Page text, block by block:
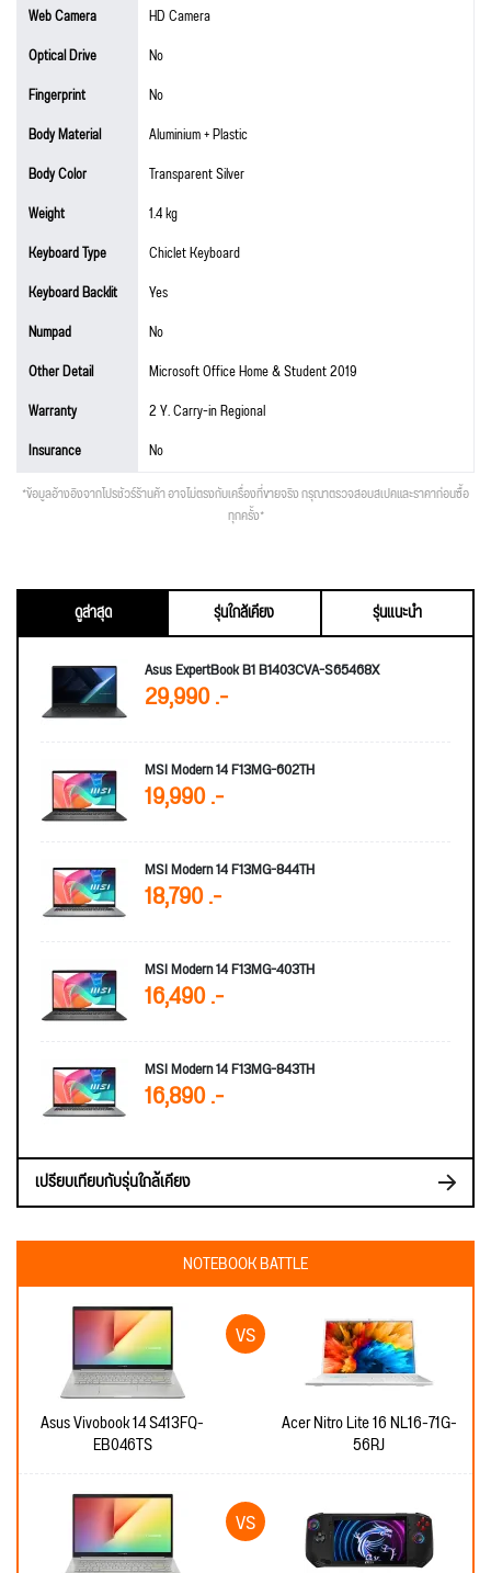
Web Camera
HD Camera
Optical Drive
No
Fingerprint
No
Body Material
Aluminium + Plastic
Body Color
Transparent Silver
Weight
1.4 kg
Keyboard Type
Chiclet Keyboard
Keyboard Backlit
Yes
Numpad
No
Other Detail
Microsoft Office Home & Student 2019
Warranty
2 Y. Carry-in Regional
Insurance
No
*ข้อมูลอ้างอิงจากโปรชัวร์ร้านค้า อาจไม่ตรงกับเครื่องที่ขายจริง กรุณาตรวจสอบสเปคและราคาก่อนซื้อ
ทุกครั้ง*
ดูล่าสุด รุ่นใกล้เคียง
รุ่นแนะนำ
Asus ExpertBook B1 B1403CVA-S65468X
29,990 .-
MSI Modern 14 F13MG-602TH
19,990 .-
MSI Modern 14 F13MG-844TH
18,790 .-
MSI Modern 14 F13MG-403TH
16,490 .-
MSI Modern 14 F13MG-843TH
16,890 .-
เปรียบเทียบกับรุ่นใกล้เคียง
NOTEBOOK BATTLE
Asus Vivobook 14 S413FQ-
EB046TS
Acer Nitro Lite 16 NL16-71G-
56RJ